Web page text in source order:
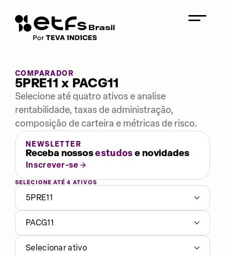
COMPARADOR
5PRE11 x PACG11
Selecione até quatro ativos e analise
rentabilidade, taxas de administração,
composição de carteira e métricas de risco.
NEWSLETTER
Receba nossosestudose novidades
Inscrever-se
SELECIONE ATÉ 4 ATIVOS
5PRE11
PACG11
Selecionar ativo